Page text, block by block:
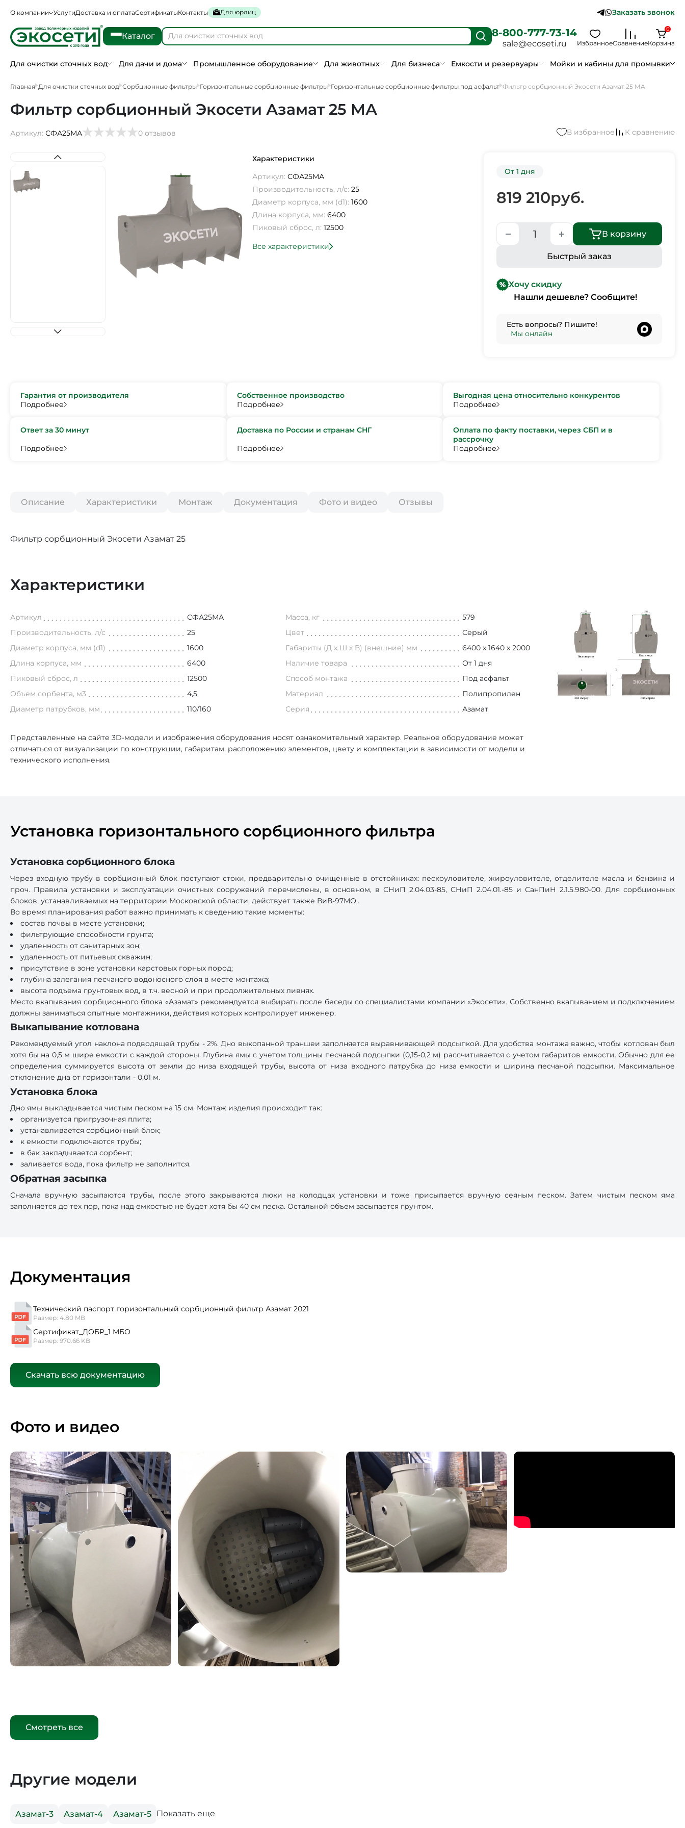
О компании УслугиДоставка и оплатаСертификатыКонтакты Для юрлиц Заказать звонок
Каталог 8-800-777-73-14
sale@ecoseti.ru ИзбранноеСравнениеКорзина
0
Для очистки сточных вод Для дачи и дома Промышленное оборудование Для животных Для бизнеса Емкости и резервуары Мойки и кабины для промывки
Главная Для очистки сточных вод Сорбционные фильтры Горизонтальные сорбционные фильтры Горизонтальные сорбционные фильтры под асфальт Фильтр сорбционный Экосети Азамат 25 МА
Фильтр сорбционный Экосети Азамат 25 МА
Артикул: СФА25МА 0 отзывов В избранное К сравнению
Характеристики
Артикул: СФА25МА
Производительность, л/с: 25
Диаметр корпуса, мм (d1): 1600
Длина корпуса, мм: 6400
Пиковый сброс, л: 12500
Все характеристики
От 1 дня
819 210руб.
В корзину
Быстрый заказ
Хочу скидку
Нашли дешевле? Сообщите!
Есть вопросы? Пишите!
Мы онлайн
Гарантия от производителя
Подробнее
Собственное производство
Подробнее
Выгодная цена относительно конкурентов
Подробнее
Ответ за 30 минут
Подробнее
Доставка по России и странам СНГ
Подробнее
Оплата по факту поставки, через СБП и в
рассрочку
Подробнее
Описание Характеристики Монтаж Документация Фото и видео Отзывы
Фильтр сорбционный Экосети Азамат 25
Характеристики
Артикул
СФА25МА
Производительность, л/с
25
Диаметр корпуса, мм (d1)
1600
Длина корпуса, мм
6400
Пиковый сброс, л
12500
Объем сорбента, м3
4,5
Диаметр патрубков, мм
110/160
Масса, кг
579
Цвет
Серый
Габариты (Д х Ш х В) (внешние) мм
6400 х 1640 х 2000
Наличие товара
От 1 дня
Способ монтажа
Под асфальт
Материал
Полипропилен
Серия
Азамат
Представленные на сайте 3D-модели и изображения оборудования носят ознакомительный характер. Реальное оборудование может
отличаться от визуализации по конструкции, габаритам, расположению элементов, цвету и комплектации в зависимости от модели и
технического исполнения.
Установка горизонтального сорбционного фильтра
Установка сорбционного блока
Через входную трубу в сорбционный блок поступают стоки, предварительно очищенные в отстойниках: пескоуловителе, жироуловителе, отделителе масла и бензина и
проч. Правила установки и эксплуатации очистных сооружений перечислены, в основном, в СНиП 2.04.03-85, СНиП 2.04.01.-85 и СанПиН 2.1.5.980-00. Для сорбционных
блоков, устанавливаемых на территории Московской области, действует также ВиВ-97МО..
Во время планирования работ важно принимать к сведению такие моменты:
состав почвы в месте установки;
фильтрующие способности грунта;
удаленность от санитарных зон;
удаленность от питьевых скважин;
присутствие в зоне установки карстовых горных пород;
глубина залегания песчаного водоносного слоя в месте монтажа;
высота подъема грунтовых вод, в т.ч. весной и при продолжительных ливнях.
Место вкапывания сорбционного блока «Азамат» рекомендуется выбирать после беседы со специалистами компании «Экосети». Собственно вкапыванием и подключением
должны заниматься опытные монтажники, действия которых контролирует инженер.
Выкапывание котлована
Рекомендуемый угол наклона подводящей трубы - 2%. Дно выкопанной траншеи заполняется выравнивающей подсыпкой. Для удобства монтажа важно, чтобы котлован был
хотя бы на 0,5 м шире емкости с каждой стороны. Глубина ямы с учетом толщины песчаной подсыпки (0,15-0,2 м) рассчитывается с учетом габаритов емкости. Обычно для ее
определения суммируется высота от земли до низа входящей трубы, высота от низа входного патрубка до низа емкости и ширина песчаной подсыпки. Максимальное
отклонение дна от горизонтали - 0,01 м.
Установка блока
Дно ямы выкладывается чистым песком на 15 см. Монтаж изделия происходит так:
организуется пригрузочная плита;
устанавливается сорбционный блок;
к емкости подключаются трубы;
в бак закладывается сорбент;
заливается вода, пока фильтр не заполнится.
Обратная засыпка
Сначала вручную засыпаются трубы, после этого закрываются люки на колодцах установки и тоже присыпается вручную сеяным песком. Затем чистым песком яма
заполняется до тех пор, пока над емкостью не будет хотя бы 40 см песка. Остальной объем засыпается грунтом.
Документация
Технический паспорт горизонтальный сорбционный фильтр Азамат 2021
Размер: 4.80 MB
Сертификат_ДОБР_1 МБО
Размер: 970.66 KB
Скачать всю документацию
Фото и видео
Смотреть все
Другие модели
Азамат-3 Азамат-4 Азамат-5 Показать еще